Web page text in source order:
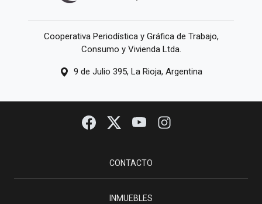
Cooperativa Periodística y Gráfica de Trabajo,
Consumo y Vivienda Ltda.
9 de Julio 395, La Rioja, Argentina
CONTACTO
INMUEBLES